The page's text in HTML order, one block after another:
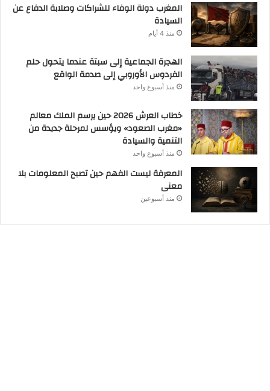
المغرب دولة الوفاء للشراكات وصلابة الدفاع عن
السيادة
منذ 4 أيام
الهجرة الجماعية إلى سبتة عندما يتحول حلم
الفردوس الأوروبي إلى صدمة الواقع
منذ أسبوع واحد
خطاب العرش 2026 حين يرسم الملك معالم
«مغرب الصعود» ويؤسس لمرحلة جديدة من
التنمية والسيادة
منذ أسبوع واحد
المعرفة ليست الفهم حين تصبح المعلومات بلا
معنى
منذ أسبوعين